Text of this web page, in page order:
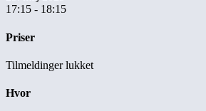
17:15 - 18:15
Priser
Tilmeldinger lukket
Hvor